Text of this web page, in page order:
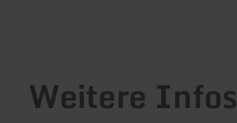
Weitere Infos